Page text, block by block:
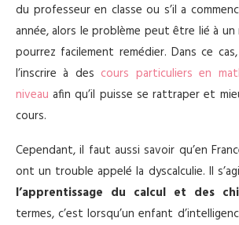
du professeur en classe ou s’il a
année, alors le problème peut être lié à
pourrez facilement remédier. Dans ce
l’inscrire à des cours particuliers en
niveau afin qu’il puisse se rattraper et
cours.
Cependant, il faut aussi savoir qu’en
ont un trouble appelé la dyscalculie. Il
l’apprentissage du calcul et des
termes, c’est lorsqu’un enfant